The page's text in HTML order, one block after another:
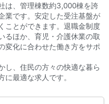
は、管理棟数約3,000棟を誇
業です。安定した受注基盤が
ことができます。退職金制度
るほか、育児・介護休業の取
変化に合わせた働き方をサポ
し、住民の方々の快適な暮ら
に最適な求人です。